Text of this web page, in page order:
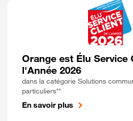
Orange est Élu Service
l'Année 2026
dans la catégorie Solutions
particuliers**
En savoir plus